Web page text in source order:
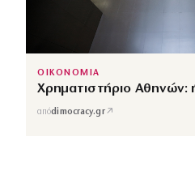
ΟΙΚΟΝΟΜΙΑ
Χρηματιστήριο Αθηνών:
απόdimocracy.gr↗